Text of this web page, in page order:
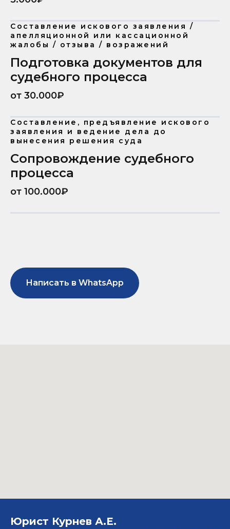
Составление искового заявления /
апелляционной или кассационной
жалобы / отзыва / возражений
Подготовка документов для
судебного процесса
от 30.000₽
Составление, предъявление искового
заявления и ведение дела до
вынесения решения суда
Сопровождение судебного
процесса
от 100.000₽
Написать в WhatsApp
Юрист Курнев А.Е.